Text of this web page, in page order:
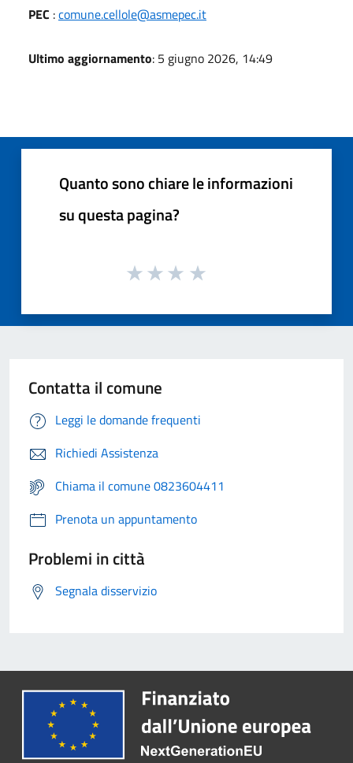
PEC :comune.cellole@asmepec.it
Ultimo aggiornamento: 5 giugno 2026, 14:49
Quanto sono chiare le informazioni
su questa pagina?
Contatta il comune
Leggi le domande frequenti
Richiedi Assistenza
Chiama il comune 0823604411
Prenota un appuntamento
Problemi in città
Segnala disservizio